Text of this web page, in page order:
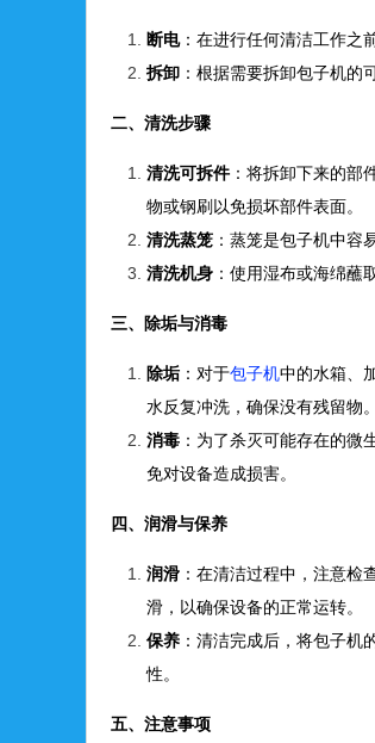
断电：在进行任何清洁工作之
拆卸 ：根据需要拆卸包子机的
二、清洗步骤
清洗可拆件：将拆卸下来的部
物或钢刷以免损坏部件表面。
清洗蒸笼 ：蒸笼是包子机中容
清洗机身 ：使用湿布或海绵蘸
三、除垢与消毒
除垢 ：对于包子机中的水箱、
水反复冲洗，确保没有残留物。
消毒 ：为了杀灭可能存在的
免对设备造成损害。
四、润滑与保养
润滑 ：在清洁过程中，注意
滑，以确保设备的正常运转。
保养 ：清洁完成后，将包子
性。
五、注意事项